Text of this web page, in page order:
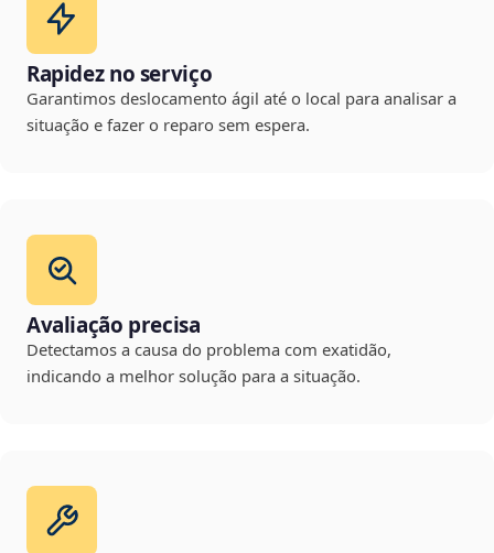
Rapidez no serviço
Garantimos deslocamento ágil até o local para analisar a
situação e fazer o reparo sem espera.
Avaliação precisa
Detectamos a causa do problema com exatidão,
indicando a melhor solução para a situação.